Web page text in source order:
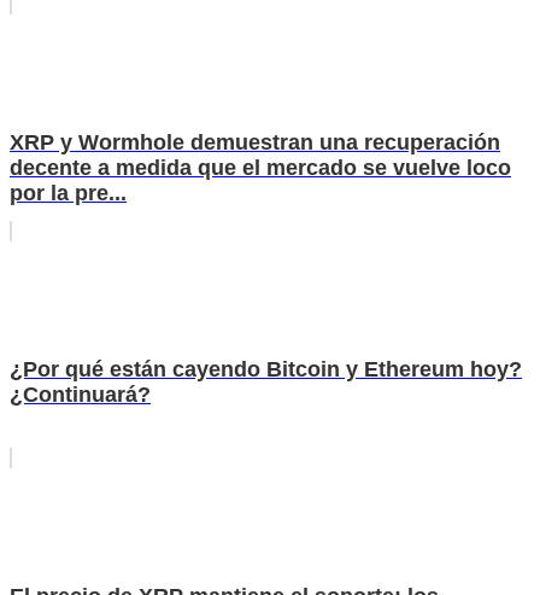
XRP y Wormhole demuestran una recuperación
decente a medida que el mercado se vuelve loco
por la pre...
¿Por qué están cayendo Bitcoin y Ethereum hoy?
¿Continuará?